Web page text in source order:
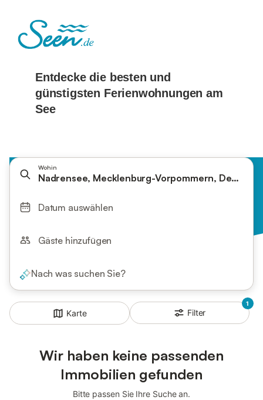
Wohin
Nadrensee, Mecklenburg-Vorpommern,
Datum auswählen
Gäste hinzufügen
Nach was suchen Sie?
Karte
1
Filter
Wir haben keine passenden
Immobilien gefunden
Bitte passen Sie Ihre Suche an.